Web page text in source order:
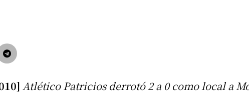
Atlético Patricios derrotó 2 a 0 como local a